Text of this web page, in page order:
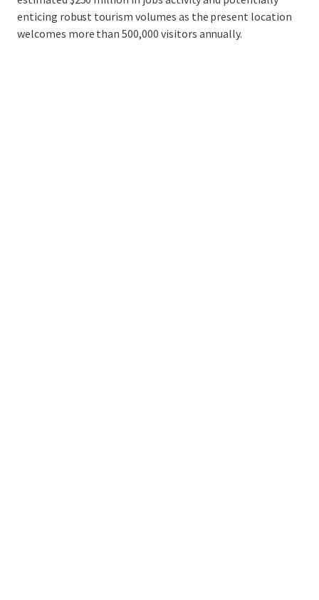
enticing robust tourism volumes as the present location
welcomes more than 500,000 visitors annually.